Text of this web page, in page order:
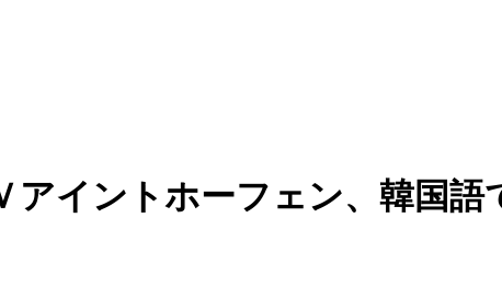
アイントホーフェン、韓国語